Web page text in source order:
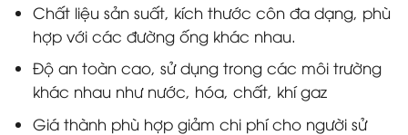
Chất liệu sản suất, kích thước côn đa dạng, phù
hợp với các đường ống khác nhau.
Độ an toàn cao, sử dụng trong các môi trường
khác nhau như nước, hóa, chất, khí gaz
Giá thành phù hợp giảm chi phí cho người sử